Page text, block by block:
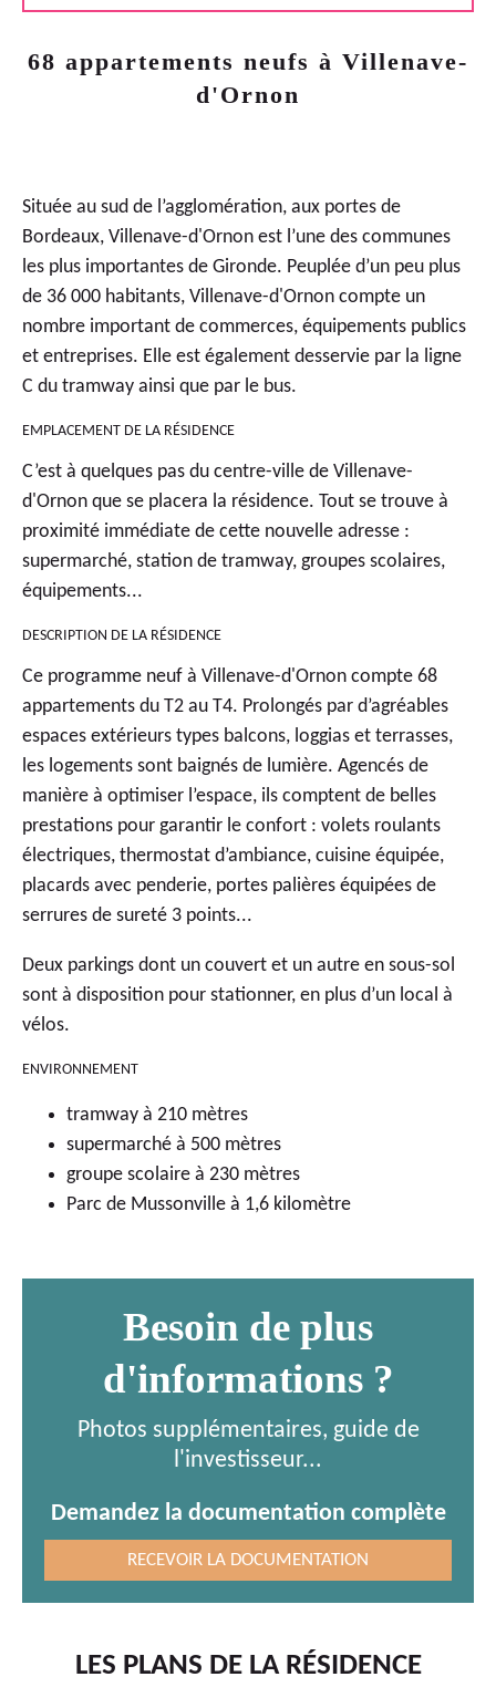
68 appartements neufs à Villenave-
d'Ornon
Située au sud de l’agglomération, aux portes de
Bordeaux, Villenave-d'Ornon est l’une des communes
les plus importantes de Gironde. Peuplée d’un peu plus
de 36 000 habitants, Villenave-d'Ornon compte un
nombre important de commerces, équipements publics
et entreprises. Elle est également desservie par la ligne
C du tramway ainsi que par le bus.
EMPLACEMENT DE LA RÉSIDENCE
C’est à quelques pas du centre-ville de Villenave-
d'Ornon que se placera la résidence. Tout se trouve à
proximité immédiate de cette nouvelle adresse :
supermarché, station de tramway, groupes scolaires,
équipements...
DESCRIPTION DE LA RÉSIDENCE
Ce programme neuf à Villenave-d'Ornon compte 68
appartements du T2 au T4. Prolongés par d’agréables
espaces extérieurs types balcons, loggias et terrasses,
les logements sont baignés de lumière. Agencés de
manière à optimiser l’espace, ils comptent de belles
prestations pour garantir le confort : volets roulants
électriques, thermostat d’ambiance, cuisine équipée,
placards avec penderie, portes palières équipées de
serrures de sureté 3 points...
Deux parkings dont un couvert et un autre en sous-sol
sont à disposition pour stationner, en plus d’un local à
vélos.
ENVIRONNEMENT
tramway à 210 mètres
supermarché à 500 mètres
groupe scolaire à 230 mètres
Parc de Mussonville à 1,6 kilomètre
Besoin de plus
d'informations ?
Photos supplémentaires, guide de
l'investisseur...
Demandez la documentation complète
RECEVOIR LA DOCUMENTATION
LES PLANS DE LA RÉSIDENCE